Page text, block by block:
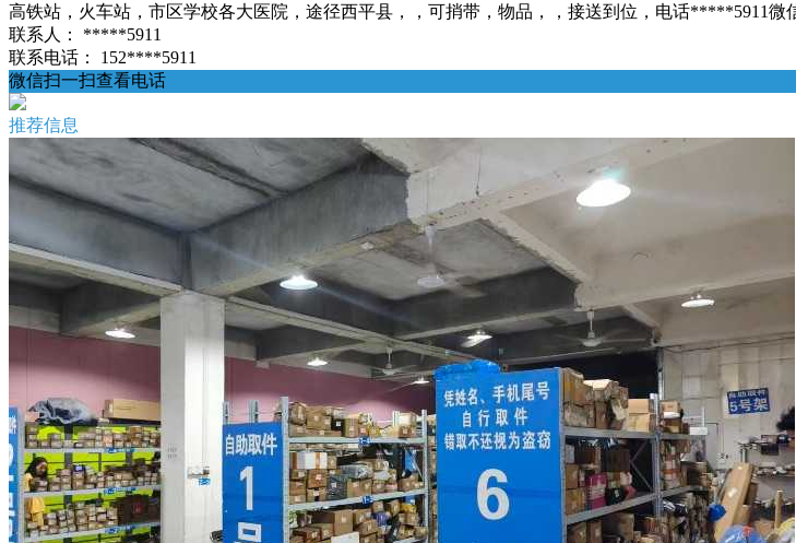
高铁站，火车站，市区学校各大医院，途径西平县，，可捎带，物品，，接送到位，电话*****5911
联系人：
*****5911
联系电话：
152****5911
微信扫一扫查看电话
推荐信息